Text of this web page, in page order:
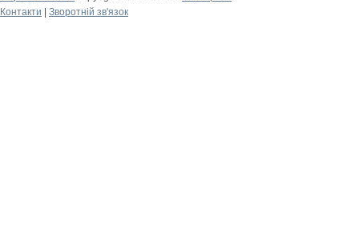
Контакти
Зворотній зв'язок